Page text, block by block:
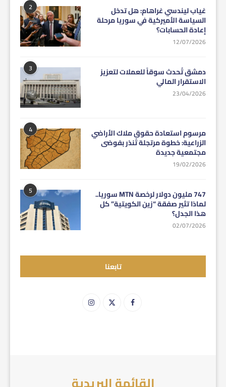
2 غياب ليندسي غراهام: هل تدخل
السياسة الأميركية في سوريا مرحلة
إعادة الحسابات؟
12/07/2026
3 دمشق تُحدث سوقاً للعملات لتعزيز
الاستقرار المالي
23/04/2026
4 مرسوم استعادة حقوق ملاك الأراضي
الزراعية: خطوة مرتجلة تُنذر بفوضى
مجتمعية جديدة
19/02/2026
5 747 مليون دولار لرخصة MTN سوريا..
لماذا تثير صفقة “زين الكويتية” كل
هذا الجدل؟
02/07/2026
تابعنا